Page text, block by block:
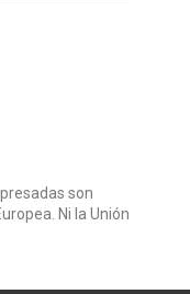
son
Ni la Unión